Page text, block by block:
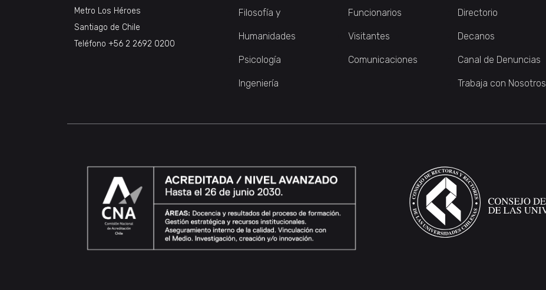
Metro Los Héroes
Santiago de Chile
Teléfono +56 2 2692 0200
Filosofía y
Humanidades
Psicología
Ingeniería
Funcionarios
Visitantes
Comunicaciones
Directorio
Decanos
Canal de Denuncias
Trabaja con Nosotros